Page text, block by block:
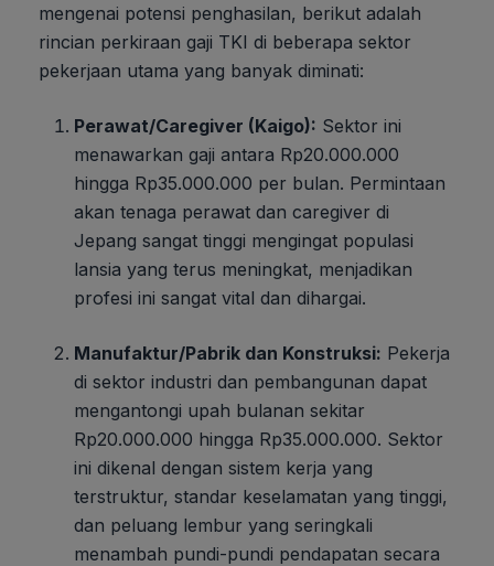
mengenai potensi penghasilan, berikut adalah
rincian perkiraan gaji TKI di beberapa sektor
pekerjaan utama yang banyak diminati:
Perawat/Caregiver (Kaigo): Sektor ini
menawarkan gaji antara Rp20.000.000
hingga Rp35.000.000 per bulan. Permintaan
akan tenaga perawat dan caregiver di
Jepang sangat tinggi mengingat populasi
lansia yang terus meningkat, menjadikan
profesi ini sangat vital dan dihargai.
Manufaktur/Pabrik dan Konstruksi: Pekerja
di sektor industri dan pembangunan dapat
mengantongi upah bulanan sekitar
Rp20.000.000 hingga Rp35.000.000. Sektor
ini dikenal dengan sistem kerja yang
terstruktur, standar keselamatan yang tinggi,
dan peluang lembur yang seringkali
menambah pundi-pundi pendapatan secara